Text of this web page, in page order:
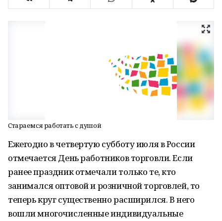
Стараемся работать с душой
Ежегодно в четвертую субботу июля в России
отмечается День работников торговли. Если
ранее праздник отмечали только те, кто
занимался оптовой и розничной торговлей, то
теперь круг существенно расширился. В него
вошли многочисленные индивидуальные